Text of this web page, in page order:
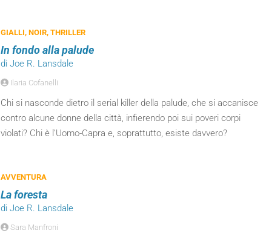
GIALLI, NOIR, THRILLER
In fondo alla palude
di Joe R. Lansdale
Ilaria Cofanelli
Chi si nasconde dietro il serial killer della palude, che si accanisce
contro alcune donne della città, infierendo poi sui poveri corpi
violati? Chi è l’Uomo-Capra e, soprattutto, esiste davvero?
AVVENTURA
La foresta
di Joe R. Lansdale
Sara Manfroni